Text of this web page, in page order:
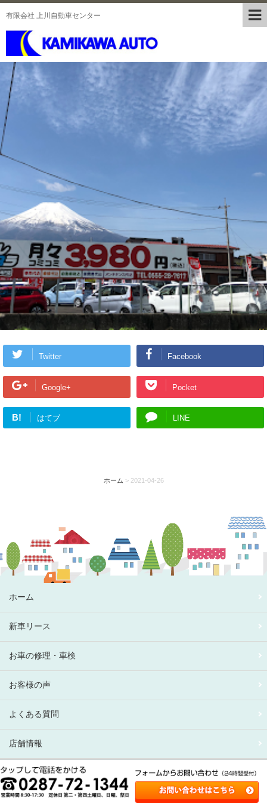
有限会社 上川自動車センター
Twitter Facebook
Google+ Pocket
B! はてブ LINE
ホーム > 2021-04-26
ホーム
新車リース
お車の修理・車検
お客様の声
よくある質問
店舗情報
有限会社 上川自動車センター
Copyright© 有限会社 上川自動車センター , 2026 All Rights Reserved.